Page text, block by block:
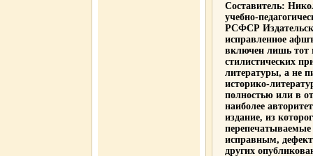
Составитель:
учебно-
РСФСР
исправленное
включен лишь тот
стилистических
литературы, а не
историко-
полностью или в
наиболее
издание, из
перепечатываемые
исправным,
других